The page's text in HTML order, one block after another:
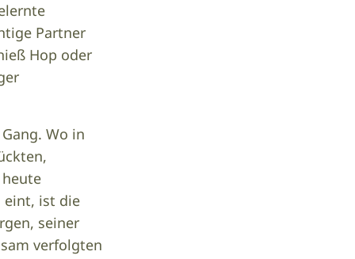
Partner
Hop oder
Wo in
eint, ist die
seiner
verfolgten